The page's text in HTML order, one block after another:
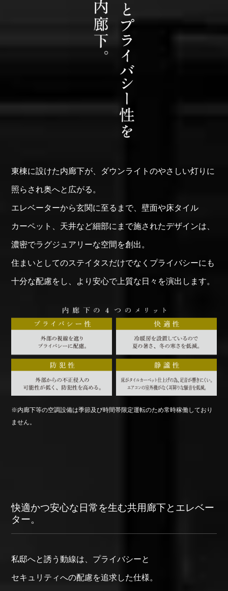
東棟に設けた内廊下が、 ダウンライトのやさしい灯りに
照らされ奥へと広がる。
エレベーターから玄関に至るまで、壁面や床タイル
カーペット、 天井など細部にまで施されたデザインは、
濃密でラグジュアリーな空間を創出。
住まいとしてのステイタスだけでなく プライバシーにも
十分な配慮をし、 より安心で 上質な日々を演出します。
※内廊下等の空調設備は季節及び時間帯限定運転のため常時稼働しており
ません。
快適かつ安心な日常を生む共用廊下とエレベー
ター。
私邸へと誘う動線は、 プライバシーと
セキュリティへの配慮を追求した仕様。